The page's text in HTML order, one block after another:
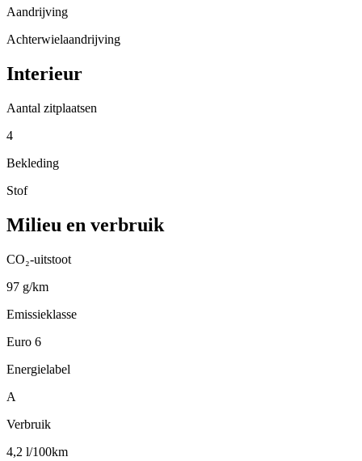
Aandrijving
Achterwielaandrijving
Interieur
Aantal zitplaatsen
4
Bekleding
Stof
Milieu en verbruik
CO₂-uitstoot
97 g/km
Emissieklasse
Euro 6
Energielabel
A
Verbruik
4,2 l/100km